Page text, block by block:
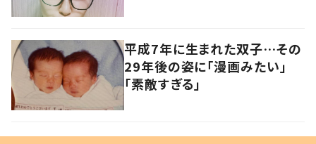
平成7年に生まれた双子…その
29年後の姿に「漫画みたい」
「素敵すぎる」